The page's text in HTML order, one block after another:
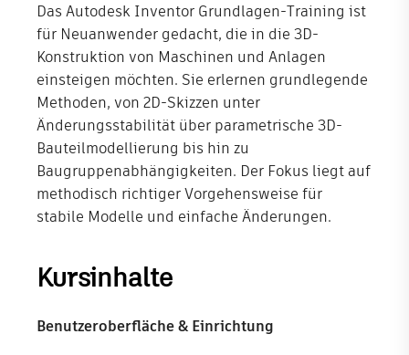
Training
Veranstaltungen
Neuigkeiten
Shop
Unternehmen
Das Autodesk Inventor Grundlagen-Training ist
für Neuanwender gedacht, die in die 3D-
Konstruktion von Maschinen und Anlagen
einsteigen möchten. Sie erlernen grundlegende
Methoden, von 2D-Skizzen unter
Änderungsstabilität über parametrische 3D-
Bauteilmodellierung bis hin zu
Baugruppenabhängigkeiten. Der Fokus liegt auf
methodisch richtiger Vorgehensweise für
stabile Modelle und einfache Änderungen.
Kursinhalte
Benutzeroberfläche & Einrichtung